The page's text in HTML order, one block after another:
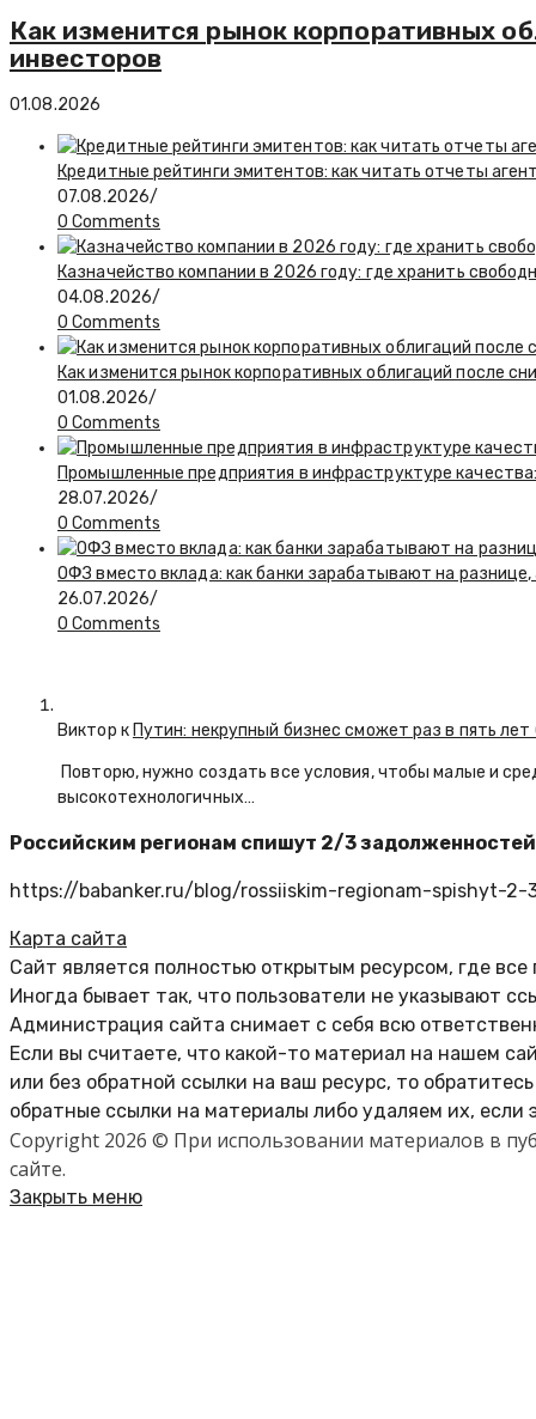
Как изменится рынок корпоративных
инвесторов
01.08.2026
Кредитные рейтинги эмитентов: как читать отчеты
07.08.2026/
0 Comments
Казначейство компании в 2026 году: где хранить
04.08.2026/
0 Comments
Как изменится рынок корпоративных облигаций после
01.08.2026/
0 Comments
Промышленные предприятия в инфраструктуре
28.07.2026/
0 Comments
ОФЗ вместо вклада: как банки зарабатывают на
26.07.2026/
0 Comments
Виктор к Путин: некрупный бизнес сможет раз в пять
Повторю, нужно создать все условия, чтобы малые и
высокотехнологичных…
Российским регионам спишут 2/3
https://babanker.ru/blog/rossiiskim-regionam-spishyt-
Карта сайта
Сайт является полностью открытым ресурсом, где
Иногда бывает так, что пользователи не указывают
Администрация сайта снимает с себя всю
Если вы считаете, что какой-то материал на нашем
или без обратной ссылки на ваш ресурс, то
обратные ссылки на материалы либо удаляем их, если
Copyright 2026 © При использовании материалов в
сайте.
Закрыть меню